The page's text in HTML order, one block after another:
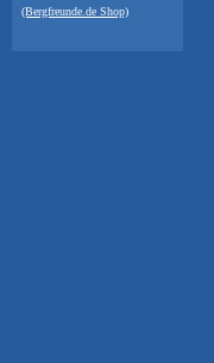
(Bergfreunde.de Shop)